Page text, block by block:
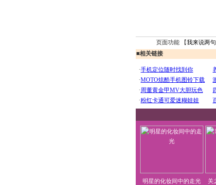
页面功能 【我来说两句
■相关链接
明星的化妆间中的走光 关